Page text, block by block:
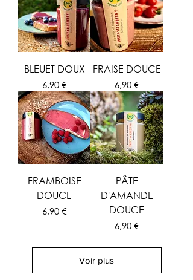
BLEUET DOUX
Prix
6,90 €
FRAISE DOUCE
Prix
6,90 €
FRAMBOISE
DOUCE
Prix
6,90 €
PÂTE
D'AMANDE
DOUCE
Prix
6,90 €
Voir plus